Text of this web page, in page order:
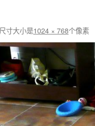
寸大小是1024 × 768个像素